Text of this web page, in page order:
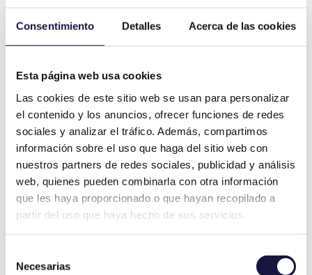
Consentimiento Detalles Acerca de las cookies
Esta página web usa cookies
Las cookies de este sitio web se usan para personalizar
el contenido y los anuncios, ofrecer funciones de redes
sociales y analizar el tráfico. Además, compartimos
información sobre el uso que haga del sitio web con
nuestros partners de redes sociales, publicidad y análisis
web, quienes pueden combinarla con otra información
que les haya proporcionado o que hayan recopilado a
partir del uso que haya hecho de sus servicios.
Necesarias
cual ha sido el factor causante del daño, y
donde se encuentre el
origen de los
daños por agua, si es una zona privativa o
común, e incluso procede del exterior, el
responsable de reparar el daño diferirá.